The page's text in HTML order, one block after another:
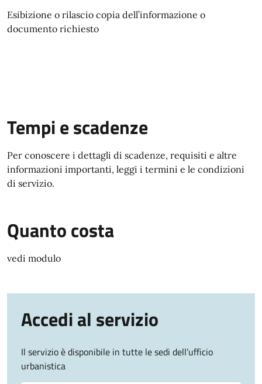
Esibizione o rilascio copia dell’informazione o
documento richiesto
Tempi e scadenze
Per conoscere i dettagli di scadenze, requisiti e altre
informazioni importanti, leggi i termini e le condizioni
di servizio.
Quanto costa
vedi modulo
Accedi al servizio
Il servizio è disponibile in tutte le sedi dell’ufficio
urbanistica